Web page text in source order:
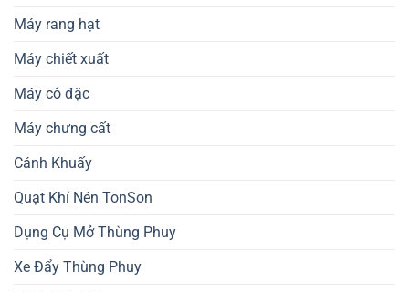
Máy rang hạt
Máy chiết xuất
Máy cô đặc
Máy chưng cất
Cánh Khuấy
Quạt Khí Nén TonSon
Dụng Cụ Mở Thùng Phuy
Xe Đẩy Thùng Phuy